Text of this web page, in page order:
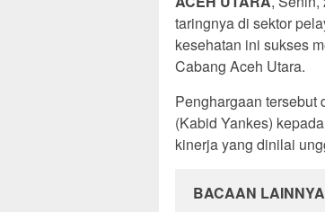
taringnya di sektor
kesehatan ini sukses
Cabang Aceh Utara.
Penghargaan
(Kabid Yankes)
kinerja yang dinilai
BACAAN LAINNYA